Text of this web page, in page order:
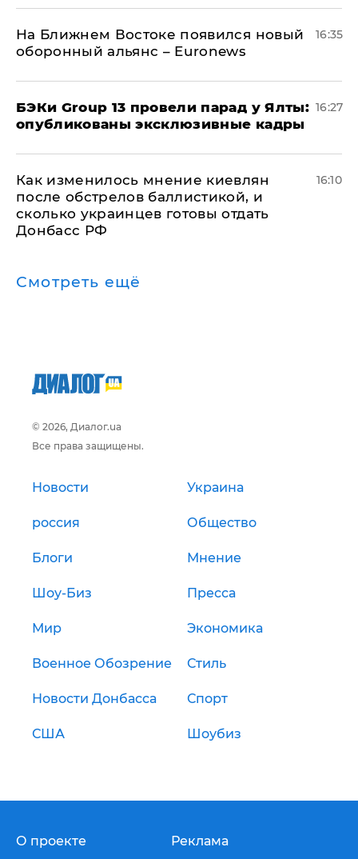
На Ближнем Востоке появился новый
оборонный альянс – Euronews
16:35
​БЭКи Group 13 провели парад у Ялты:
опубликованы эксклюзивные кадры
16:27
Как изменилось мнение киевлян
после обстрелов баллистикой, и
сколько украинцев готовы отдать
Донбасс РФ
16:10
Смотреть ещё
© 2026, Диалог.ua
Все права защищены.
Новости Украина
россия Общество
Блоги Мнение
Шоу-Биз Пресса
Мир Экономика
Военное Обозрение Стиль
Новости Донбасса Спорт
США Шоубиз
О проекте Реклама